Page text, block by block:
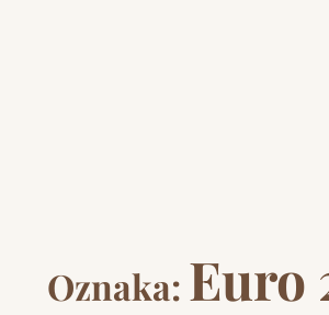
Oznaka: Euro